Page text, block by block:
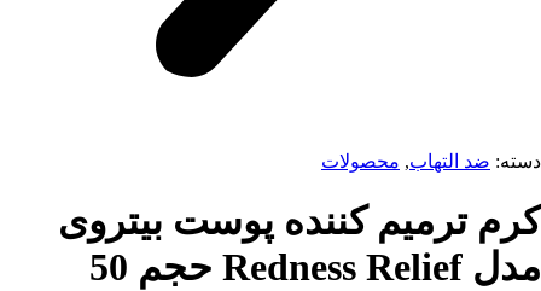
دسته: ضد التهاب, محصولات
کرم ترمیم کننده پوست بیتروی
مدل Redness Relief حجم 50